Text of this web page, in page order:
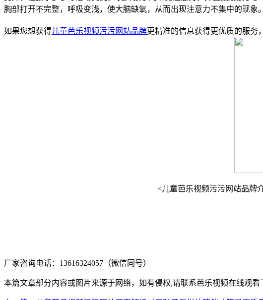
胸部打开不完整，呼吸变浅，使大脑缺氧，从而出现注意力不集中的现象。
如果您想获得儿童芭乐视频污污网站品牌更精准的信息获得更优质的服务
<儿童芭乐视频污污网站品牌介
厂家咨询电话：13616324057（微信同号）
本篇文章部分内容或图片来源于网络，如有侵权,请联系芭乐视频在线观